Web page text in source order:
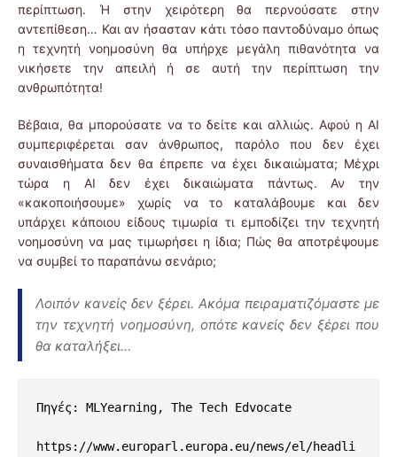
περίπτωση. Ή στην χειρότερη θα περνούσατε στην
αντεπίθεση… Και αν ήσασταν κάτι τόσο παντοδύναμο όπως
η τεχνητή νοημοσύνη θα υπήρχε μεγάλη πιθανότητα να
νικήσετε την απειλή ή σε αυτή την περίπτωση την
ανθρωπότητα!
Βέβαια, θα μπορούσατε να το δείτε και αλλιώς. Αφού η AI
συμπεριφέρεται σαν άνθρωπος, παρόλο που δεν έχει
συναισθήματα δεν θα έπρεπε να έχει δικαιώματα; Μέχρι
τώρα η ΑΙ δεν έχει δικαιώματα πάντως. Αν την
«κακοποιήσουμε» χωρίς να το καταλάβουμε και δεν
υπάρχει κάποιου είδους τιμωρία τι εμποδίζει την τεχνητή
νοημοσύνη να μας τιμωρήσει η ίδια; Πώς θα αποτρέψουμε
να συμβεί το παραπάνω σενάριο;
Λοιπόν κανείς δεν ξέρει. Ακόμα πειραματιζόμαστε με
την τεχνητή νοημοσύνη, οπότε κανείς δεν ξέρει που
θα καταλήξει…
Πηγές: MLYearning, The Tech Edvocate
https://www.europarl.europa.eu/news/el/headli